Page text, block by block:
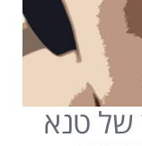
של טנא